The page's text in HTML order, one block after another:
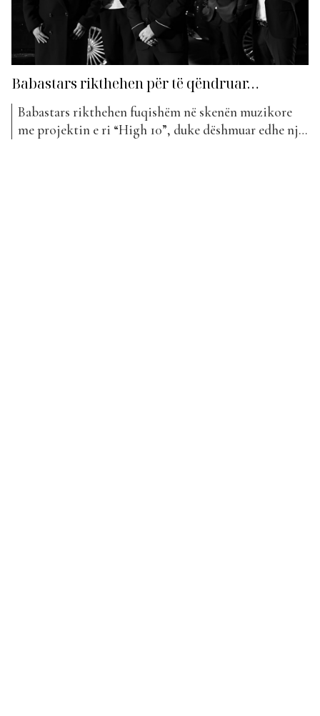
Babastars rikthehen për të qëndruar…
Babastars rikthehen fuqishëm në skenën muzikore
me projektin e ri “High 10”, duke dëshmuar edhe një